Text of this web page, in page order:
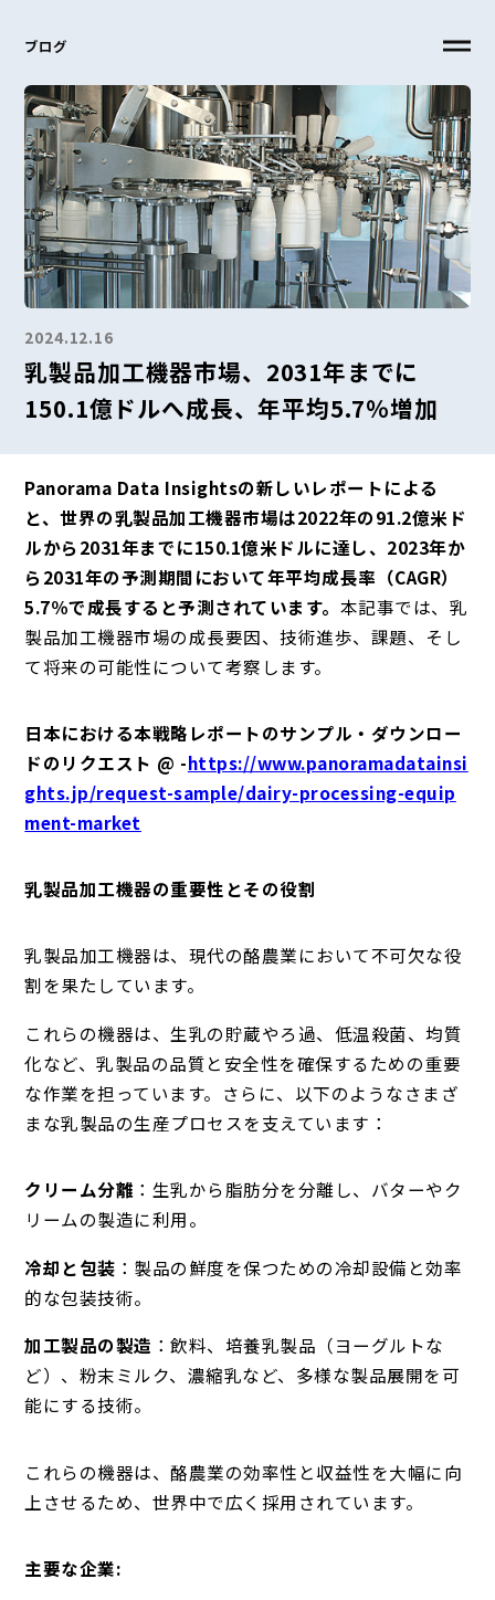
ブログ
2024.12.16
乳製品加工機器市場、2031年までに
150.1億ドルへ成長、年平均5.7％増加
Panorama Data Insightsの新しいレポートによる
と、世界の乳製品加工機器市場は2022年の91.2億米ド
ルから2031年までに150.1億米ドルに達し、2023年か
ら2031年の予測期間において年平均成長率（CAGR）
5.7％で成長すると予測されています。 本記事では、乳
製品加工機器市場の成長要因、技術進歩、課題、そし
て将来の可能性について考察します。
日本における本戦略レポートのサンプル・ダウンロー
ドのリクエスト @ -https://www.panoramadatainsi
ghts.jp/request-sample/dairy-processing-equip
ment-market
乳製品加工機器の重要性とその役割
乳製品加工機器は、現代の酪農業において不可欠な役
割を果たしています。
これらの機器は、生乳の貯蔵やろ過、低温殺菌、均質
化など、乳製品の品質と安全性を確保するための重要
な作業を担っています。さらに、以下のようなさまざ
まな乳製品の生産プロセスを支えています：
クリーム分離 ：生乳から脂肪分を分離し、バターやク
リームの製造に利用。
冷却と包装 ：製品の鮮度を保つための冷却設備と効率
的な包装技術。
加工製品の製造 ：飲料、培養乳製品（ヨーグルトな
ど）、粉末ミルク、濃縮乳など、多様な製品展開を可
能にする技術。
これらの機器は、酪農業の効率性と収益性を大幅に向
上させるため、世界中で広く採用されています。
主要な企業: